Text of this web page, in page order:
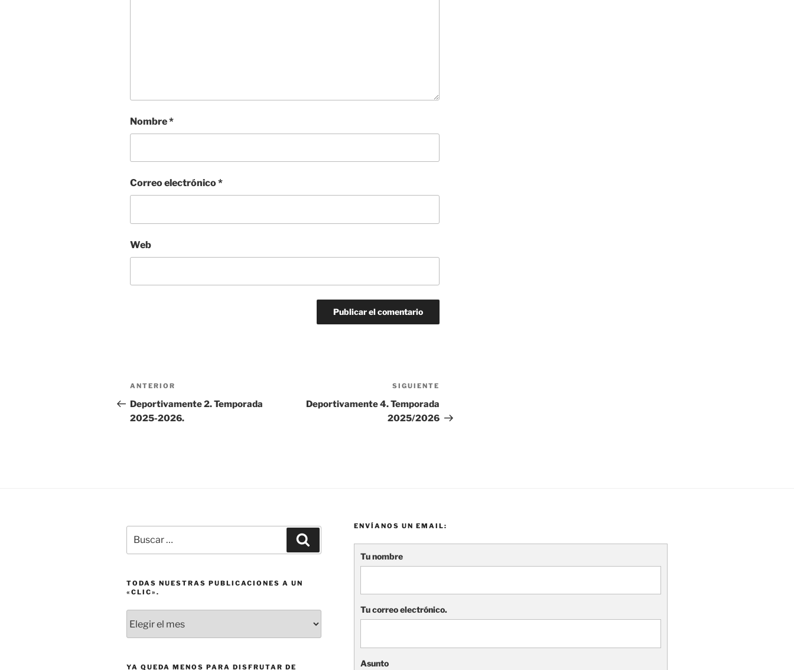
Nombre*
Correo electrónico*
Web
Navegación
de
entradas
Entrada
anterior:
ANTERIOR
Deportivamente 2. Temporada
2025-2026.
SIGUIENTE
Deportivamente 4. Temporada
2025/2026
por:
TODAS NUESTRAS PUBLICACIONES A UN
«CLIC».
nuestras
un
YA QUEDA MENOS PARA DISFRUTAR DE
ENVÍANOS UN EMAIL:
Tu nombre
Tu correo electrónico.
Asunto